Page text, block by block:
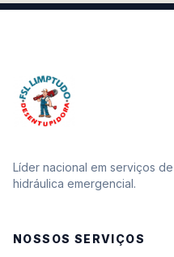
Líder nacional em serviços
hidráulica emergencial.
NOSSOS SERVIÇOS